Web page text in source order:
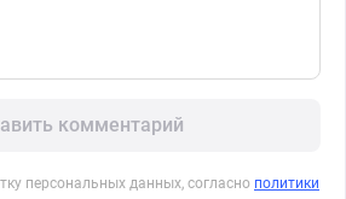
комментарий
персональных данных, согласно политики